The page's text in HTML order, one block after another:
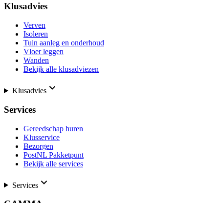
Klusadvies
Verven
Isoleren
Tuin aanleg en onderhoud
Vloer leggen
Wanden
Bekijk alle klusadviezen
Klusadvies
Services
Gereedschap huren
Klusservice
Bezorgen
PostNL Pakketpunt
Bekijk alle services
Services